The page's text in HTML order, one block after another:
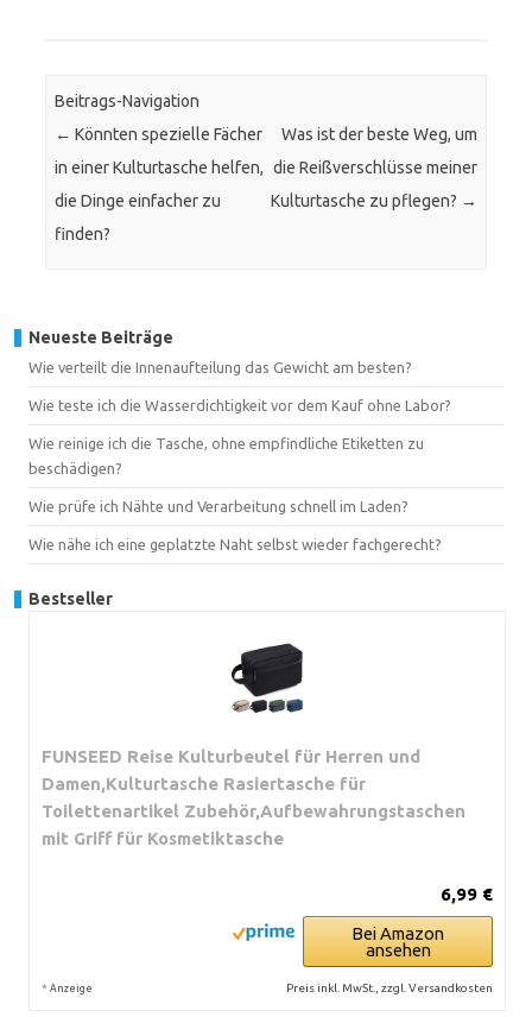
Beitrags-Navigation
← Könnten spezielle Fächer
in einer Kulturtasche helfen,
die Dinge einfacher zu
finden?
Was ist der beste Weg, um
die Reißverschlüsse meiner
Kulturtasche zu pflegen? →
Neueste Beiträge
Wie verteilt die Innenaufteilung das Gewicht am besten?
Wie teste ich die Wasserdichtigkeit vor dem Kauf ohne Labor?
Wie reinige ich die Tasche, ohne empfindliche Etiketten zu
beschädigen?
Wie prüfe ich Nähte und Verarbeitung schnell im Laden?
Wie nähe ich eine geplatzte Naht selbst wieder fachgerecht?
Bestseller
FUNSEED Reise Kulturbeutel für Herren und
Damen,Kulturtasche Rasiertasche für
Toilettenartikel Zubehör,Aufbewahrungstaschen
mit Griff für Kosmetiktasche
6,99 €
Bei Amazon
ansehen
* Anzeige Preis inkl. MwSt., zzgl. Versandkosten